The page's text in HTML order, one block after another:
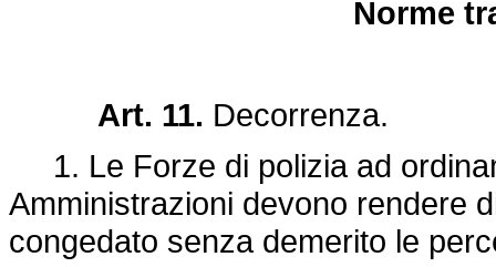
Norme
Art. 11. Decorrenza.
1. Le Forze di polizia ad
Amministrazioni devono rendere
congedato senza demerito le